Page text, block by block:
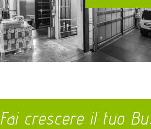
Fai crescere il tuo